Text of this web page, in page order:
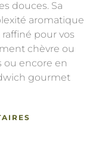
douces. Sa
aromatique
pour vos
chèvre ou
ou encore en
gourmet